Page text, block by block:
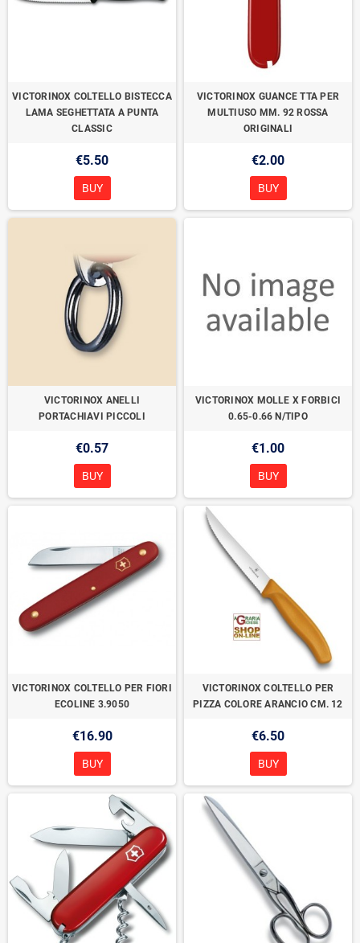
VICTORINOX COLTELLO BISTECCA
LAMA SEGHETTATA A PUNTA
CLASSIC
€5.50
BUY
VICTORINOX GUANCE TTA PER
MULTIUSO MM. 92 ROSSA
ORIGINALI
€2.00
BUY
VICTORINOX ANELLI
PORTACHIAVI PICCOLI
€0.57
BUY
VICTORINOX MOLLE X FORBICI
0.65-0.66 N/TIPO
€1.00
BUY
VICTORINOX COLTELLO PER FIORI
ECOLINE 3.9050
€16.90
BUY
VICTORINOX COLTELLO PER
PIZZA COLORE ARANCIO CM. 12
€6.50
BUY